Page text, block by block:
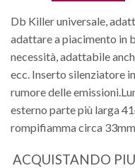
Db Killer universale,
adattare a piacimento in
necessità, adattabile
ecc. Inserto silenziatore
rumore delle
esterno parte più larga
rompifiamma circa 33mm
ACQUISTANDO